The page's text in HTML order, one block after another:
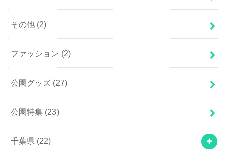
その他 (2)
ファッション (2)
公園グッズ (27)
公園特集 (23)
千葉県 (22)